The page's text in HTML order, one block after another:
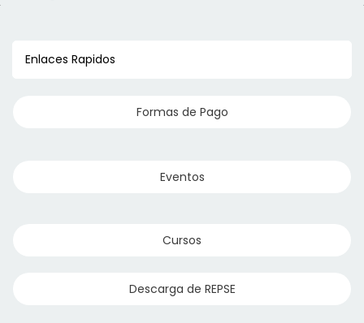
Enlaces Rapidos
Formas de Pago
Eventos
Cursos
Descarga de REPSE